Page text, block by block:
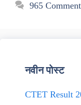
965
नवीन पोस्ट
CTET Result